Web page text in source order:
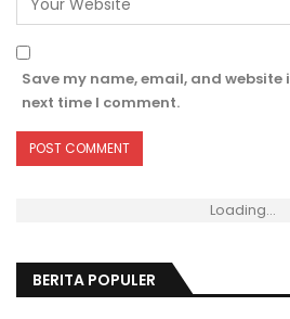
Save my name, email, and
next time I comment.
Loading...
BERITA POPULER